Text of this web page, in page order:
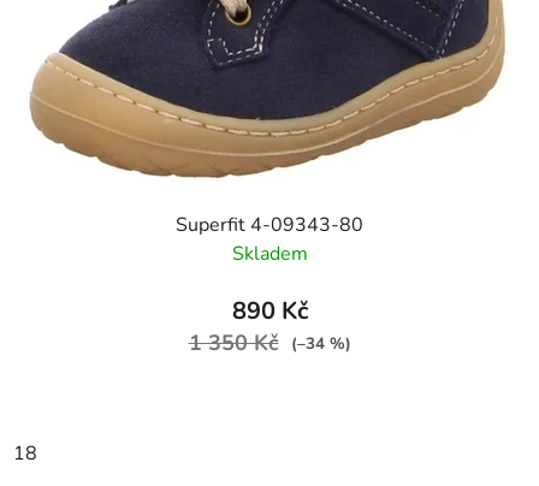
Superfit 4-09343-80
Skladem
890 Kč
1 350 Kč (–34 %)
18